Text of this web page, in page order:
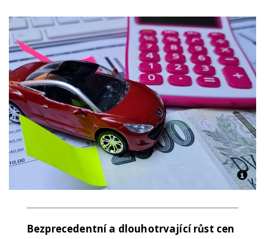
Bezprecedentní a dlouhotrvající růst cen